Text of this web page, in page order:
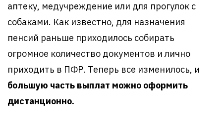
аптеку, медучреждение или для прогулок с
собаками. Как известно, для назначения
пенсий раньше приходилось собирать
огромное количество документов и лично
приходить в ПФР. Теперь все изменилось, и
большую часть выплат можно оформить
дистанционно.